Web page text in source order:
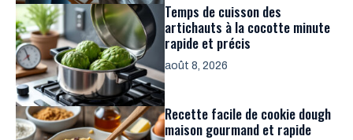
Temps de cuisson des
artichauts à la cocotte minute
rapide et précis
août 8, 2026
Recette facile de cookie dough
maison gourmand et rapide